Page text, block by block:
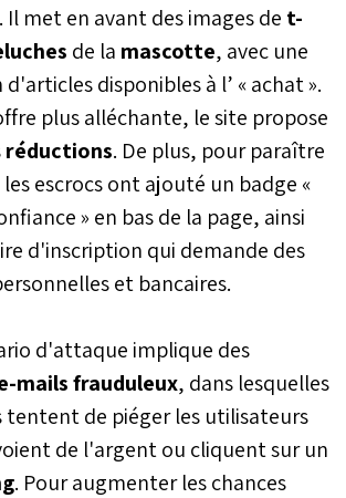
. Il met en avant des images de t-
de la mascotte, avec une
disponibles à l’ « achat ».
plus alléchante, le site propose
réductions. De plus, pour paraître
escrocs ont ajouté un badge «
» en bas de la page, ainsi
d'inscription qui demande des
et bancaires.
d'attaque implique des
mails frauduleux, dans lesquelles
de piéger les utilisateurs
de l'argent ou cliquent sur un
. Pour augmenter les chances